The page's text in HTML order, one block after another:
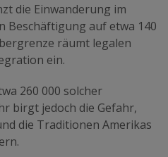
die Einwanderung im
Beschäftigung auf etwa 140
räumt legalen
ein.
260 000 solcher
birgt jedoch die Gefahr,
die Traditionen Amerikas